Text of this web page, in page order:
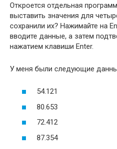
Откроется отдельная
выставить значения для
сохранили их? Нажимайте на
вводите данные, а затем
нажатием клавиши Enter.
У меня были следующие
54.121
80.653
72.412
87.354